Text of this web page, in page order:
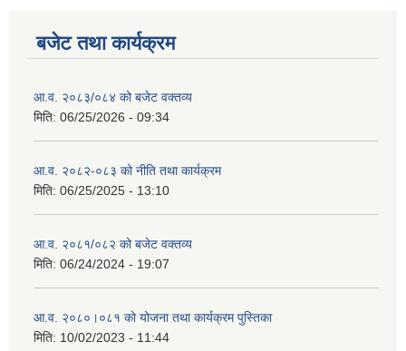
बजेट तथा कार्यक्रम
आ.व. २०८३/०८४ को बजेट वक्तव्य
मिति: 06/25/2026 - 09:34
आ.व. २०८२-०८३ को नीति तथा कार्यक्रम
मिति: 06/25/2025 - 13:10
आ.व. २०८१/०८२ को बजेट वक्तव्य
मिति: 06/24/2024 - 19:07
आ.व. २०८०।०८१ को योजना तथा कार्यक्रम पुस्तिका
मिति: 10/02/2023 - 11:44